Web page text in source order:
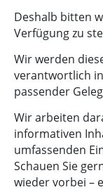
Deshalb bitten
Verfügung zu
Wir werden
verantwortlich
passender
Wir arbeiten
informativen
umfassenden
Schauen Sie
wieder vorbei –